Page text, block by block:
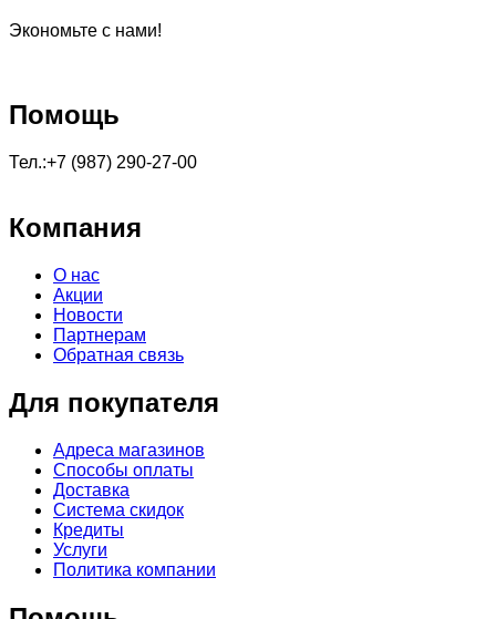
Экономьте с нами!
Помощь
Тел.:+7 (987) 290-27-00
Компания
О нас
Акции
Новости
Партнерам
Обратная связь
Для покупателя
Адреса магазинов
Способы оплаты
Доставка
Система скидок
Кредиты
Услуги
Политика компании